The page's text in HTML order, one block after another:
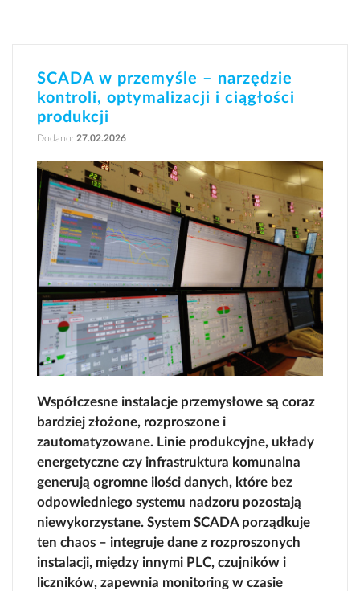
SCADA w przemyśle – narzędzie
kontroli, optymalizacji i ciągłości
produkcji
Dodano: 27.02.2026
Współczesne instalacje przemysłowe są coraz
bardziej złożone, rozproszone i
zautomatyzowane. Linie produkcyjne, układy
energetyczne czy infrastruktura komunalna
generują ogromne ilości danych, które bez
odpowiedniego systemu nadzoru pozostają
niewykorzystane. System SCADA porządkuje
ten chaos – integruje dane z rozproszonych
instalacji, między innymi PLC, czujników i
liczników, zapewnia monitoring w czasie